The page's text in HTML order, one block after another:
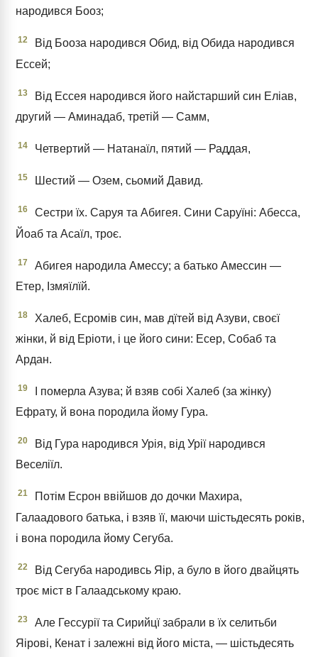
народився Бооз;
12
Від Бооза народився Обид, від Обида народився
Ессей;
13
Від Ессея народився його найстарший син Еліав,
другий — Аминадаб, третій — Самм,
14 Четвертий — Натанаїл, пятий — Раддая,
15 Шестий — Озем, сьомий Давид.
16
Сестри їх. Саруя та Абигея. Сини Саруїні: Абесса,
Йоаб та Асаїл, троє.
17
Абигея народила Амессу; а батько Амессин —
Етер, Ізмяїлїй.
18
Халеб, Есромів син, мав дїтей від Азуви, своєї
жінки, й від Еріоти, і це його сини: Есер, Собаб та
Ардан.
19
І померла Азува; й взяв собі Халеб (за жінку)
Ефрату, й вона породила йому Гура.
20
Від Гура народився Урія, від Урії народився
Веселіїл.
21
Потім Есрон ввійшов до дочки Махира,
Галаадового батька, і взяв її, маючи шістьдесять років,
і вона породила йому Сегуба.
22
Від Сегуба народивсь Яір, а було в його двайцять
троє міст в Галаадському краю.
23
Але Гессурії та Сирийцї забрали в їх селитьби
Яірові, Кенат і залежні від його міста, — шістьдесять